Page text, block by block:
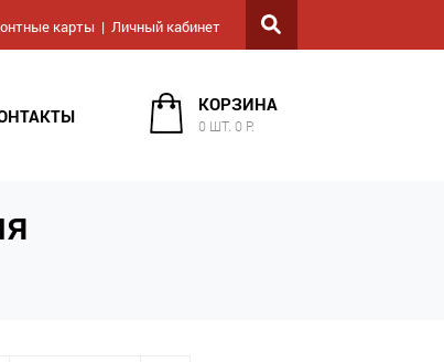
карты Личный кабинет
КОРЗИНА
0 ШТ. 0 Р.